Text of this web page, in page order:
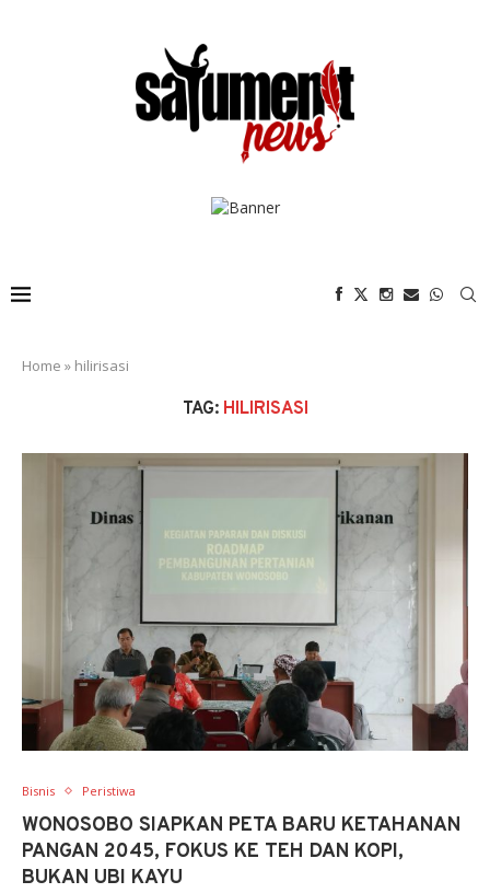
Home » hilirisasi
TAG: HILIRISASI
Bisnis Peristiwa
WONOSOBO SIAPKAN PETA BARU KETAHANAN
PANGAN 2045, FOKUS KE TEH DAN KOPI,
BUKAN UBI KAYU